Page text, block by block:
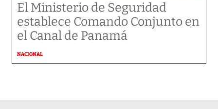
El Ministerio de Seguridad
establece Comando Conjunto en
el Canal de Panamá
NACIONAL